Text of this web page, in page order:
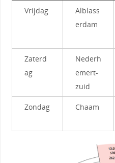
Vrijdag
Alblass
erdam
Zaterd
ag
Nederh
emert-
zuid
Zondag Chaam